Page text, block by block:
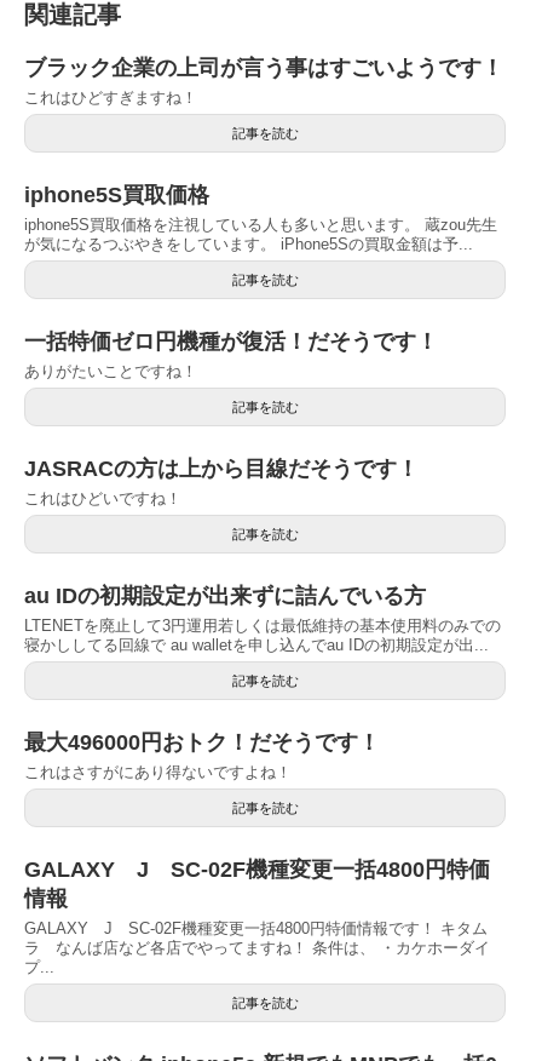
関連記事
ブラック企業の上司が言う事はすごいようです！
これはひどすぎますね！
記事を読む
iphone5S買取価格
iphone5S買取価格を注視している人も多いと思います。 蔵zou先生
が気になるつぶやきをしています。 iPhone5Sの買取金額は予...
記事を読む
一括特価ゼロ円機種が復活！だそうです！
ありがたいことですね！
記事を読む
JASRACの方は上から目線だそうです！
これはひどいですね！
記事を読む
au IDの初期設定が出来ずに詰んでいる方
LTENETを廃止して3円運用若しくは最低維持の基本使用料のみでの
寝かししてる回線で au walletを申し込んでau IDの初期設定が出...
記事を読む
最大496000円おトク！だそうです！
これはさすがにあり得ないですよね！
記事を読む
GALAXY J SC-02F機種変更一括4800円特価
情報
GALAXY J SC-02F機種変更一括4800円特価情報です！ キタム
ラ なんば店など各店でやってますね！ 条件は、 ・カケホーダイ
プ...
記事を読む